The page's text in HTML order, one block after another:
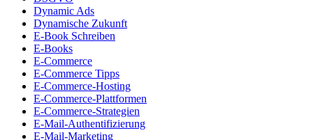
Dynamic Ads
Dynamische Zukunft
E-Book Schreiben
E-Books
E-Commerce
E-Commerce Tipps
E-Commerce-Hosting
E-Commerce-Plattformen
E-Commerce-Strategien
E-Mail-Authentifizierung
E-Mail-Marketing